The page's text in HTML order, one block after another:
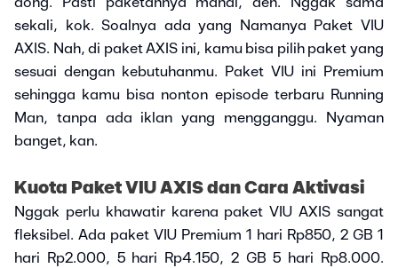
sekali, kok. Soalnya ada yang Namanya Paket VIU
AXIS. Nah, di paket AXIS ini, kamu bisa pilih paket yang
sesuai dengan kebutuhanmu. Paket VIU ini Premium
sehingga kamu bisa nonton episode terbaru Running
Man, tanpa ada iklan yang mengganggu. Nyaman
banget, kan.
Kuota Paket VIU AXIS dan Cara Aktivasi
Nggak perlu khawatir karena paket VIU AXIS sangat
fleksibel. Ada paket VIU Premium 1 hari Rp850, 2 GB 1
hari Rp2.000, 5 hari Rp4.150, 2 GB 5 hari Rp8.000.